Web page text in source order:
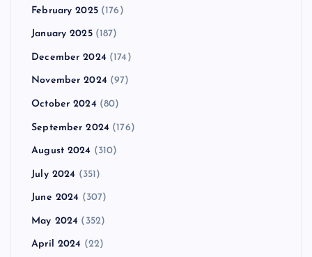
February 2025(176)
January 2025(187)
December 2024 (174)
November 2024 (97)
October 2024 (80)
September 2024 (176)
August 2024 (310)
July 2024 (351)
June 2024 (307)
May 2024 (352)
April 2024 (22)